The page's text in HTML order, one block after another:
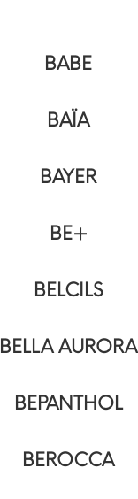
BABE
BAÏA
BAYER
BE+
BELCILS
BELLA AURORA
BEPANTHOL
BEROCCA